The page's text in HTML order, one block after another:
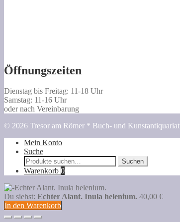
Öffnungszeiten
Dienstag bis Freitag: 11-18 Uhr
Samstag: 11-16 Uhr
oder nach Vereinbarung
© 2026 Tresor am Römer * Buch- und Kunstantiquariat
Mein Konto
Suche
Suche
nach:
Suchen
Warenkorb 0
Du siehst: Echter Alant. Inula helenium. 40,00 €
In den Warenkorb